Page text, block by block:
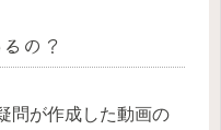
の？
問が作成した動画の